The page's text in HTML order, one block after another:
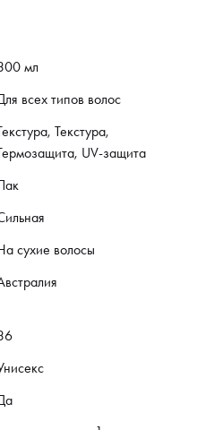
мл
всех типов волос
Текстура,
UV-защита
сухие волосы